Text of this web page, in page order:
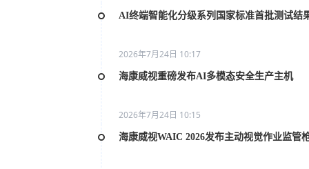
AI终端智能化分级系列国家标准首批测试结
2026年7月24日 10:17
海康威视重磅发布AI多模态安全生产主机
2026年7月24日 10:15
海康威视WAIC 2026发布主动视觉作业监管